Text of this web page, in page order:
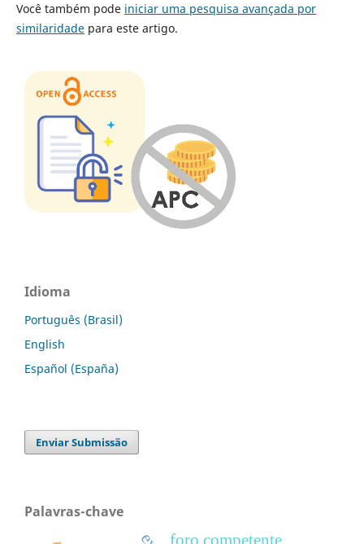
Você também pode iniciar uma pesquisa avançada por
similaridadepara este artigo.
Idioma
Português (Brasil)
English
Español (España)
Enviar Submissão
Palavras-chave
foro competente